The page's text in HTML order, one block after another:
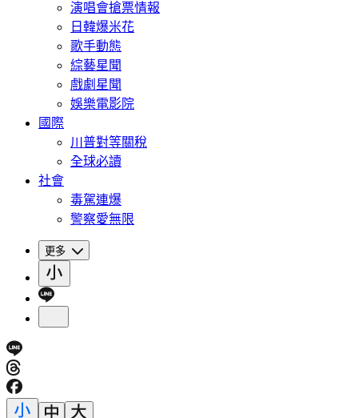
演唱會搶票情報
日韓爆米花
歌手動態
綜藝星聞
戲劇星聞
娛樂電影院
國際
川普對等關稅
全球必讀
社會
毒駕連爆
警察愛無限
更多